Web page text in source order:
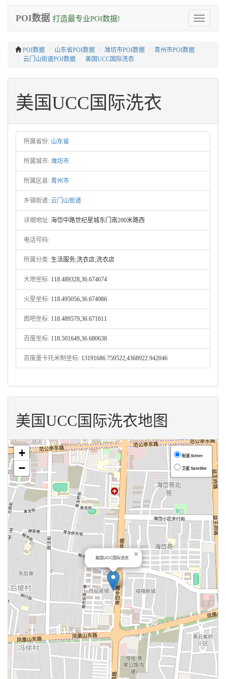
Toggle
navigation
POI数据 打造最专业POI数据!
POI数据 山东省POI数据 潍坊市POI数据
青州市POI数据
云门山街道POI数据
美国UCC国际洗衣
美国UCC国际洗衣
所属省份: 山东省
所属城市: 潍坊市
所属区县: 青州市
乡镇街道: 云门山街道
详细地址: 海岱中路世纪星城东门南200米路西
电话号码:
所属分类: 生活服务;洗衣店;洗衣店
大地坐标: 118.489328,36.674674
火星坐标: 118.495056,36.674986
图吧坐标: 118.489579,36.671611
百度坐标: 118.501649,36.680638
百度墨卡托米制坐标: 13191686.759522,4368922.942046
美国UCC国际洗衣地图
美国UCC国际洗衣 ×
+
−
街道 Street
卫星 Satellite